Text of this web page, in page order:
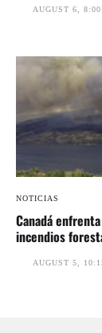
AUGUST 6,
NOTICIAS
Canadá
incendios
AUGUST 5,